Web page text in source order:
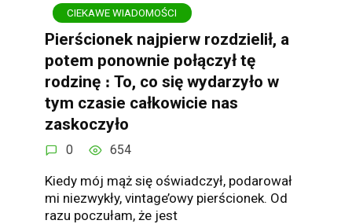
CIEKAWE WIADOMOŚCI
Pierścionek najpierw rozdzielił, a
potem ponownie połączył tę
rodzinę ։ To, co się wydarzyło w
tym czasie całkowicie nas
zaskoczyło
0 654
Kiedy mój mąż się oświadczył, podarował
mi niezwykły, vintage’owy pierścionek. Od
razu poczułam, że jest